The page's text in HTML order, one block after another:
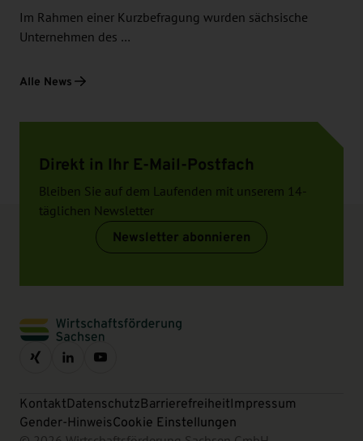
Im Rahmen einer Kurzbefragung wurden sächsische
Unternehmen des …
Alle News
Direkt in Ihr E-Mail-Postfach
Bleiben Sie auf dem Laufenden mit unserem 14-
täglichen Newsletter
Newsletter abonnieren
KontaktDatenschutzBarrierefreiheitImpressum
Gender-HinweisCookie Einstellungen